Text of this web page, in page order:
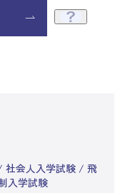
社会人入学試験 / 飛
入学試験